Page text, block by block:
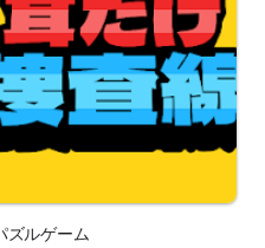
ズルゲーム